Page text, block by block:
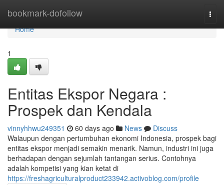
bookmark-dofollow
Home
Home
1
Entitas Ekspor Negara :
Prospek dan Kendala
vinnyhhwu249351 60 days ago News
Discuss
Walaupun dengan pertumbuhan ekonomi Indonesia, prospek bagi
entitas ekspor menjadi semakin menarik. Namun, industri ini juga
berhadapan dengan sejumlah tantangan serius. Contohnya
adalah kompetisi yang kian ketat di
https://freshagriculturalproduct233942.activoblog.com/profile